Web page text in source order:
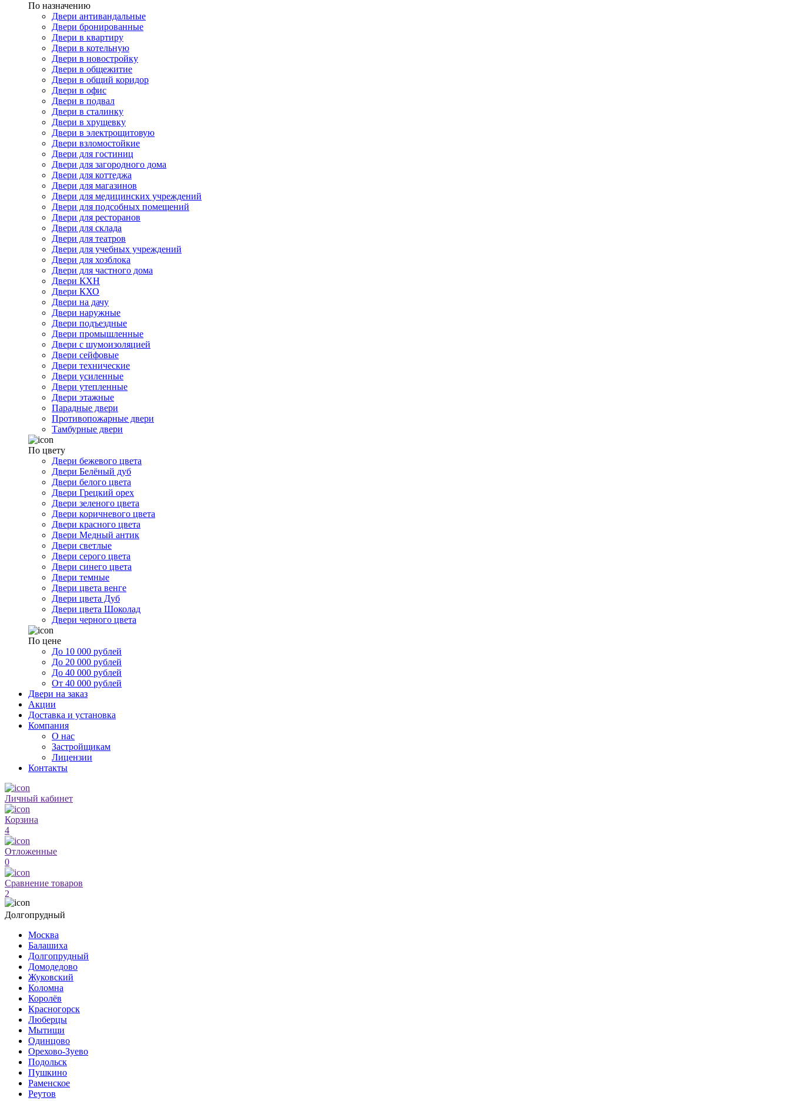
По назначению
Двери антивандальные
Двери бронированные
Двери в квартиру
Двери в котельную
Двери в новостройку
Двери в общежитие
Двери в общий коридор
Двери в офис
Двери в подвал
Двери в сталинку
Двери в хрущевку
Двери в электрощитовую
Двери взломостойкие
Двери для гостиниц
Двери для загородного дома
Двери для коттеджа
Двери для магазинов
Двери для медицинских учреждений
Двери для подсобных помещений
Двери для ресторанов
Двери для склада
Двери для театров
Двери для учебных учреждений
Двери для хозблока
Двери для частного дома
Двери КХН
Двери КХО
Двери на дачу
Двери наружные
Двери подъездные
Двери промышленные
Двери с шумоизоляцией
Двери сейфовые
Двери технические
Двери усиленные
Двери утепленные
Двери этажные
Парадные двери
Противопожарные двери
Тамбурные двери
По цвету
Двери бежевого цвета
Двери Белёный дуб
Двери белого цвета
Двери Грецкий орех
Двери зеленого цвета
Двери коричневого цвета
Двери красного цвета
Двери Медный антик
Двери светлые
Двери серого цвета
Двери синего цвета
Двери темные
Двери цвета венге
Двери цвета Дуб
Двери цвета Шоколад
Двери черного цвета
По цене
До 10 000 рублей
До 20 000 рублей
До 40 000 рублей
От 40 000 рублей
Двери на заказ
Акции
Доставка и установка
Компания
О нас
Застройщикам
Лицензии
Контакты
Личный кабинет
Корзина
4
Отложенные
0
Сравнение товаров
2
Долгопрудный
Москва
Балашиха
Долгопрудный
Домодедово
Жуковский
Коломна
Королёв
Красногорск
Люберцы
Мытищи
Одинцово
Орехово-Зуево
Подольск
Пушкино
Раменское
Реутов